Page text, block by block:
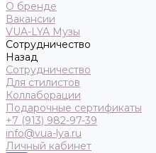
О бренде
Вакансии
VUA-LYA Музы
Сотрудничество
Назад
Сотрудничество
Для стилистов
Коллаборации
Подарочные сертификаты
+7 (913) 982-97-39
info@vua-lya.ru
Личный кабинет